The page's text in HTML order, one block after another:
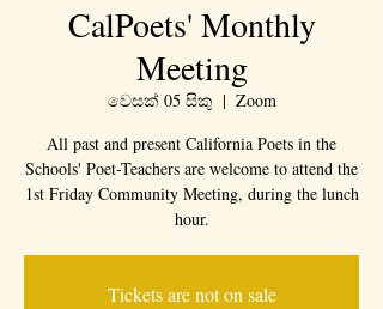
CalPoets' Monthly
Meeting
වෙසක් 05 සිකු
  |
Zoom
All past and present California Poets in the
Schools' Poet-Teachers are welcome to attend the
1st Friday Community Meeting, during the lunch
hour.
Tickets are not on sale